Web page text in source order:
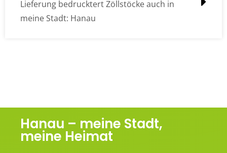
Lieferung bedrucktert Zöllstöcke auch in
meine Stadt: Hanau
Hanau – meine Stadt,
meine Heimat